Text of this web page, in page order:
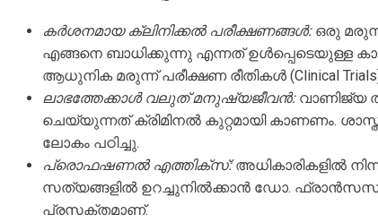
കർശനമായ ക്ലിനിക്കൽ പരീക്ഷണങ്ങൾ:ഒരു
എങ്ങനെ ബാധിക്കുന്നു എന്നത് ഉൾപ്പെടെയുള്ള
ആധുനിക മരുന്ന് പരീക്ഷണ രീതികൾ (Clinical
ലാഭത്തേക്കാൾ വലുത് മനുഷ്യജീവൻ:വാണിജ്യ
ചെയ്യുന്നത് ക്രിമിനൽ കുറ്റമായി കാണണം.
ലോകം പഠിച്ചു.
പ്രൊഫഷണൽ എത്തിക്സ്:അധികാരികളിൽ
സത്യങ്ങളിൽ ഉറച്ചുനിൽക്കാൻ ഡോ.
പ്രസക്തമാണ്.